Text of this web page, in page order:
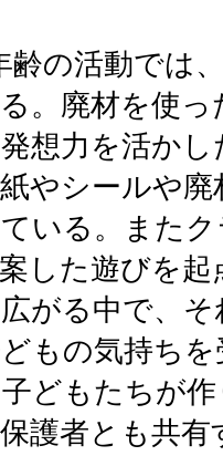
齢の活動では
。廃材を使
想力を活か
やシールや
いる。また
した遊びを
がる中で、
もの気持ち
どもたちが
護者とも共